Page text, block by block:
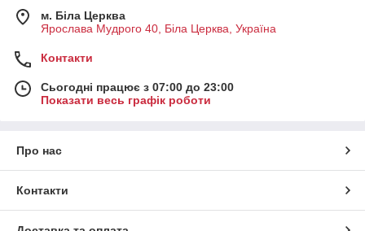
м. Біла Церква
Ярослава Мудрого 40, Біла Церква, Україна
Контакти
Сьогодні працює з 07:00 до 23:00
Показати весь графік роботи
Про нас
Контакти